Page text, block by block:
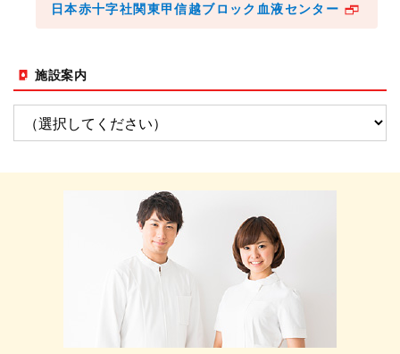
日本赤十字社関東甲信越ブロック血液センター
施設案内